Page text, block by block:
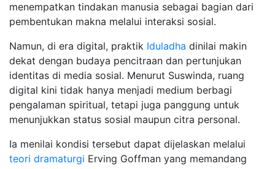
menempatkan tindakan manusia sebagai bagian dari
pembentukan makna melalui interaksi sosial.
Namun, di era digital, praktik Iduladha dinilai makin
dekat dengan budaya pencitraan dan pertunjukan
identitas di media sosial. Menurut Suswinda, ruang
digital kini tidak hanya menjadi medium berbagi
pengalaman spiritual, tetapi juga panggung untuk
menunjukkan status sosial maupun citra personal.
Ia menilai kondisi tersebut dapat dijelaskan melalui
teori dramaturgi Erving Goffman yang memandang